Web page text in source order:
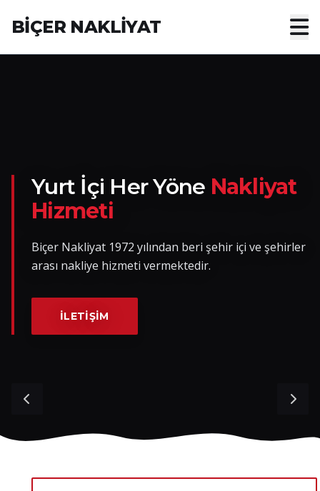
BİÇER NAKLİYAT
Nakliye Yük İlanları
Blog
İletişim
Yurt İçi Her Yöne Nakliyat
Hizmeti
Biçer Nakliyat 1972 yılından beri şehir içi ve şehirler
arası nakliye hizmeti vermektedir.
İLETIŞIM